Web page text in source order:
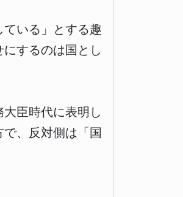
いる」とする趣
するのは国とし
臣時代に表明し
、反対側は「国